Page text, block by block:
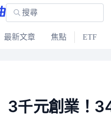
最新文章 焦點 ETF
3千元創業！